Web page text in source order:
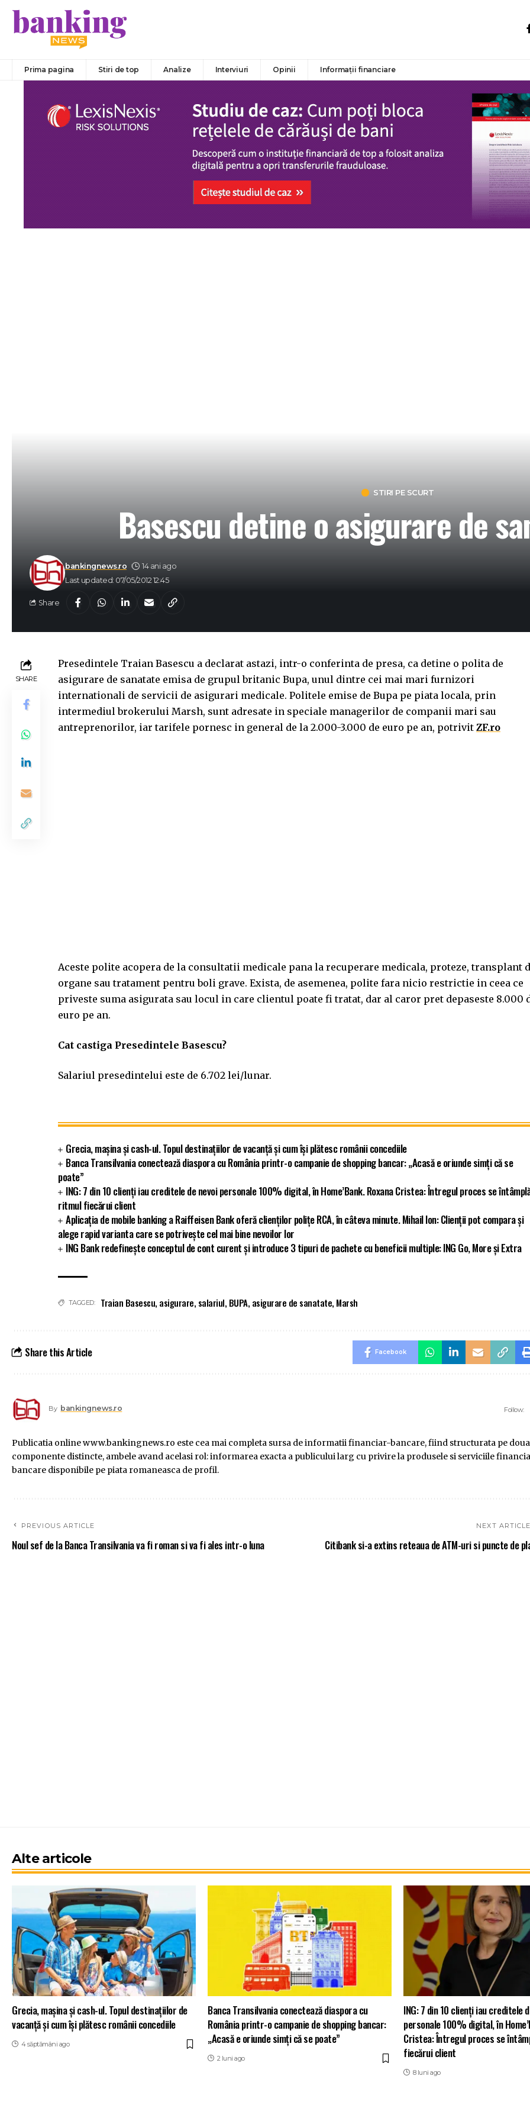
Prima pagina Stiri de top Analize Interviuri Opinii Informații financiare
STIRI PE SCURT
Basescu detine o asigurare de
Last updated: 07/05/2012 12:45
bankingnews.ro 14 ani ago
Share
SHARE
Presedintele Traian Basescu a declarat astazi, intr-o conferinta de presa, ca detine o polita de
asigurare de sanatate emisa de grupul britanic Bupa, unul dintre cei mai mari furnizori
internationali de servicii de asigurari medicale. Politele emise de Bupa pe piata locala, prin
intermediul brokerului Marsh, sunt adresate in speciale managerilor de companii mari sau
antreprenorilor, iar tarifele pornesc in general de la 2.000-3.000 de euro pe an, potrivit ZF.ro
Aceste polite acopera de la consultatii medicale pana la recuperare medicala, proteze, transplant
organe sau tratament pentru boli grave. Exista, de asemenea, polite fara nicio restrictie in ceea ce
priveste suma asigurata sau locul in care clientul poate fi tratat, dar al caror pret depaseste 8.000
euro pe an.
Cat castiga Presedintele Basescu?
Salariul presedintelui este de 6.702 lei/lunar.
Grecia, mașina și cash-ul. Topul destinațiilor de vacanță și cum își plătesc românii concediile
Banca Transilvania conectează diaspora cu România printr-o campanie de shopping bancar: „Acasă e oriunde simți că se
poate”
ING: 7 din 10 clienți iau creditele de nevoi personale 100% digital, în Home’Bank. Roxana Cristea: Întregul proces se
ritmul fiecărui client
Aplicația de mobile banking a Raiffeisen Bank oferă clienților polițe RCA, în câteva minute. Mihail Ion: Clienții pot compara și
alege rapid varianta care se potrivește cel mai bine nevoilor lor
ING Bank redefinește conceptul de cont curent și introduce 3 tipuri de pachete cu beneficii multiple: ING Go, More și Extra
TAGGED: Traian Basescu, asigurare, salariul, BUPA, asigurare de sanatate, Marsh
Share this Article Facebook
By bankingnews.ro Follow:
Publicatia online www.bankingnews.ro este cea mai completa sursa de informatii financiar-bancare, fiind structurata pe doua
componente distincte, ambele avand acelasi rol: informarea exacta a publicului larg cu privire la produsele si serviciile
bancare disponibile pe piata romaneasca de profil.
PREVIOUS ARTICLE
Noul sef de la Banca Transilvania va fi roman si va fi ales intr-o luna
NEXT
Citibank si-a extins reteaua de ATM-uri si puncte de
Alte articole
Grecia, mașina și cash-ul. Topul destinațiilor de
vacanță și cum își plătesc românii concediile
4 săptămâni ago
Banca Transilvania conectează diaspora cu
România printr-o campanie de shopping bancar:
„Acasă e oriunde simți că se poate”
2 luni ago
ING: 7 din 10 clienți iau creditele
personale 100% digital, în
Cristea: Întregul proces se
fiecărui client
8 luni ago